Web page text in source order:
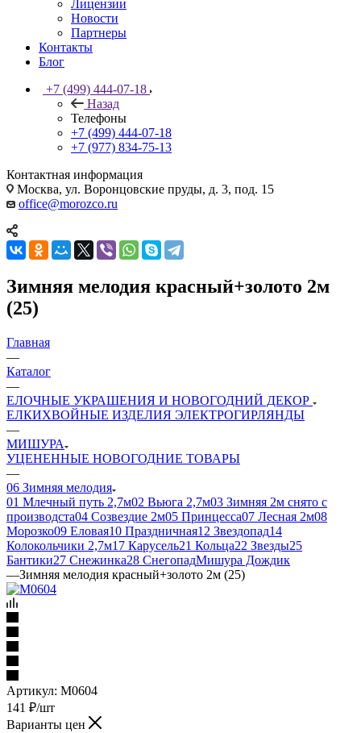
Лицензии
Новости
Партнеры
Контакты
Блог
+7 (499) 444-07-18
Назад
Телефоны
+7 (499) 444-07-18
+7 (977) 834-75-13
Контактная информация
Москва, ул. Воронцовские пруды, д. 3, под. 15
office@morozco.ru
Зимняя мелодия красный+золото 2м
(25)
Главная
—
Каталог
—
ЕЛОЧНЫЕ УКРАШЕНИЯ И НОВОГОДНИЙ ДЕКОР
ЕЛКИХВОЙНЫЕ ИЗДЕЛИЯ ЭЛЕКТРОГИРЛЯНДЫ
—
МИШУРА
УЦЕНЕННЫЕ НОВОГОДНИЕ ТОВАРЫ
—
06 Зимняя мелодия
01 Млечный путь 2,7м02 Вьюга 2,7м03 Зимняя 2м снято с
производста04 Созвездие 2м05 Принцесса07 Лесная 2м08
Морозко09 Еловая10 Праздничная12 Звездопад14
Колокольчики 2,7м17 Карусель21 Кольца22 Звезды25
Бантики27 Снежинка28 СнегопадМишура Дождик
—Зимняя мелодия красный+золото 2м (25)
Артикул: М0604
141 ₽/шт
Варианты цен